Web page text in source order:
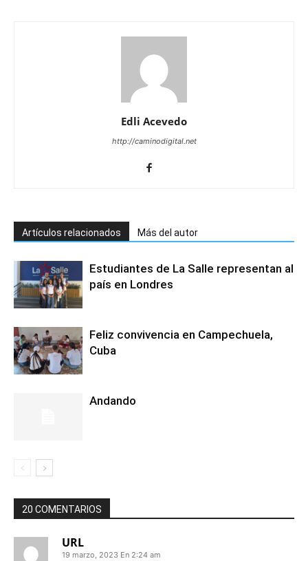
Edli Acevedo
http://caminodigital.net
Artículos relacionados Más del autor
Estudiantes de La Salle representan al
país en Londres
Feliz convivencia en Campechuela,
Cuba
Andando
20 COMENTARIOS
URL
19 marzo, 2023 En 2:24 am